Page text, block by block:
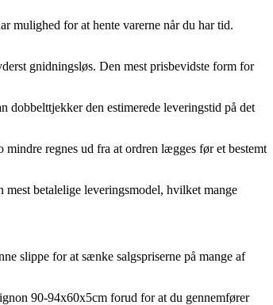
mulighed for at hente varerne når du har tid.
gnidningsløs. Den mest prisbevidste form for
dobbelttjekker den estimerede leveringstid på det
regnes ud fra at ordren lægges før et bestemt
betalelige leveringsmodel, hvilket mange
slippe for at sænke salgspriserne på mange af
90-94x60x5cm forud for at du gennemfører